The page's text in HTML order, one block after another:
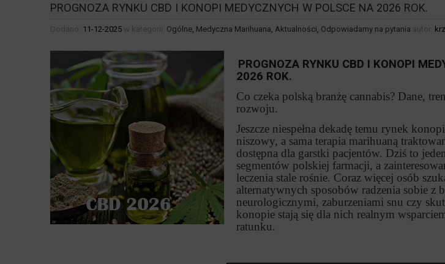
PROGNOZA RYNKU CBD I KONOPI MEDYCZNYCH W POLSCE NA 2026 ROK.
Dodano: 11-12-2025 w kategorii: Ogólne Medyczna Marihuana Aktualności Odpowiadamy na pytania autor:
PROGNOZA RYNKU CBD I KONOPI
2026 ROK.
Co czeka polską branżę cannabis? Dane,
rozwoju.
Jeszcze niespełna dekadę temu rynek
niszowy, a sama terapia marihuaną
dostępna dla garstki pacjentów. Dziś to
segmentów polskiej farmacji, a
leczenia stale rośnie. Coraz więcej osób
alternatywnych sposobów radzenia sobie z
neurologicznymi, zaburzeniami snu czy
konopie stają się dla nich realnym
ratunku.